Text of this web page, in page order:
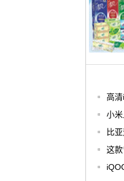
高
小
比
这